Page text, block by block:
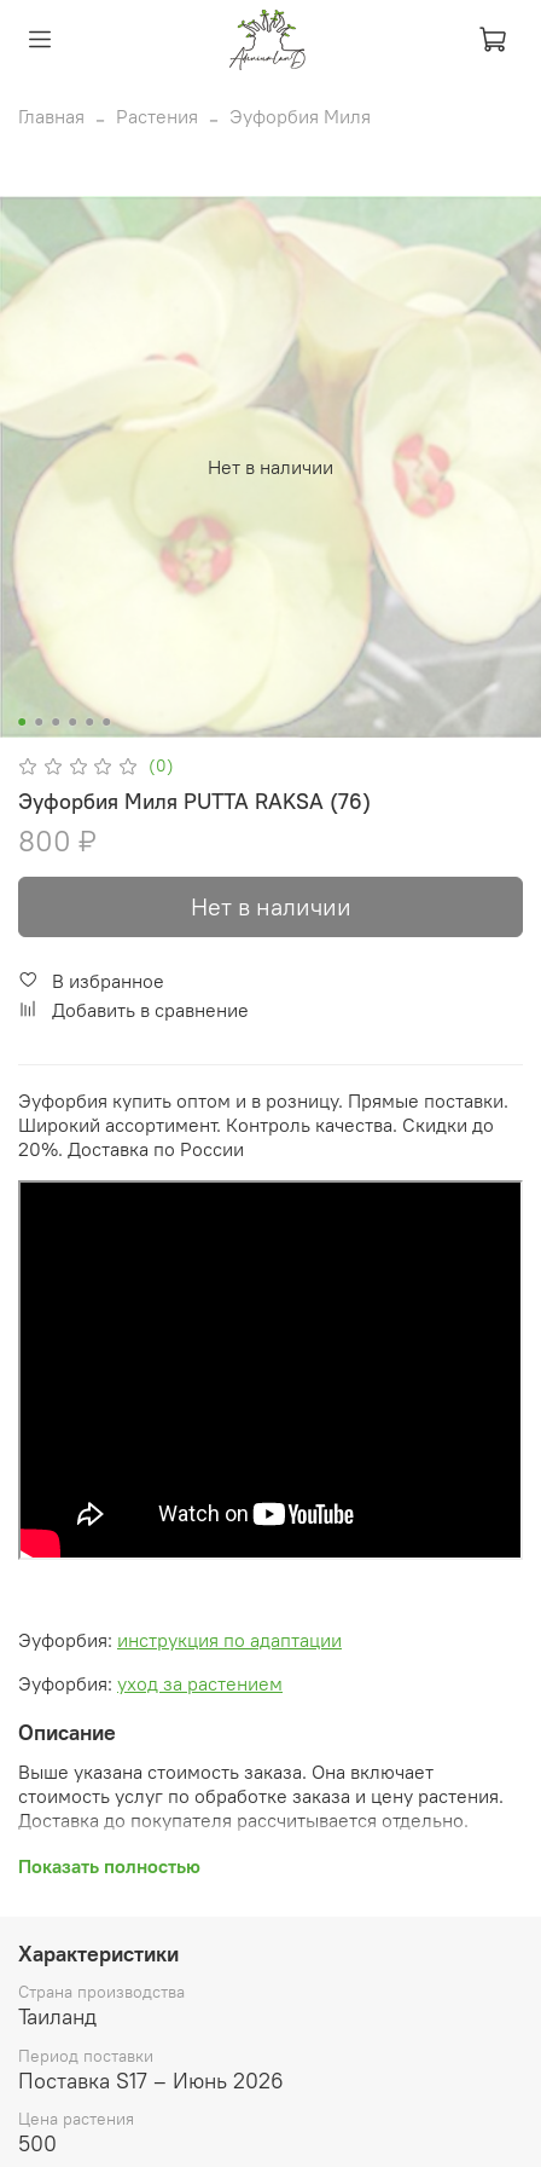
Главная Растения Эуфорбия Миля
Нет в наличии
(0)
Эуфорбия Миля PUTTA RAKSA (76)
800 ₽
Нет в наличии
В избранное
Добавить в сравнение
Эуфорбия купить оптом и в розницу. Прямые поставки.
Широкий ассортимент. Контроль качества. Скидки до
20%. Доставка по России
Эуфорбия: инструкция по адаптации
Эуфорбия: уход за растением
Описание
Выше указана стоимость заказа. Она включает
стоимость услуг по обработке заказа и цену растения.
Доставка до покупателя рассчитывается отдельно.
После оформления заказа вы получите его
скидки, уточнен способ доставки, сделано
бронирование и т.д.). Затем вам будут высланы
согласованные счета со ссылками на оплату услуг и
растений. При этом предварительный заказ теряет силу.
Внимание: фото в каталоге демонстрирует сорт, а не
размере, указанном в карточке товара ниже.
Показать полностью
Характеристики
Страна производства
Таиланд
Период поставки
Поставка S17 – Июнь 2026
Цена растения
500